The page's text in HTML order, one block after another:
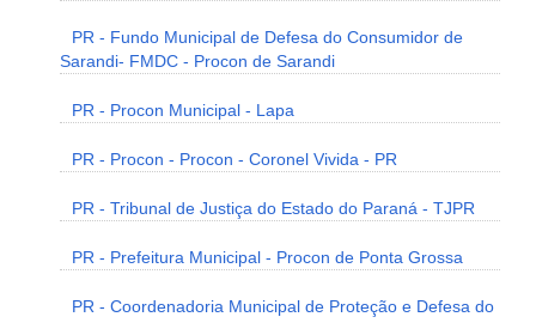
PR - Fundo Municipal de Defesa do Consumidor de
Sarandi- FMDC - Procon de Sarandi
PR - Procon Municipal - Lapa
PR - Procon - Procon - Coronel Vivida - PR
PR - Tribunal de Justiça do Estado do Paraná - TJPR
PR - Prefeitura Municipal - Procon de Ponta Grossa
PR - Coordenadoria Municipal de Proteção e Defesa do